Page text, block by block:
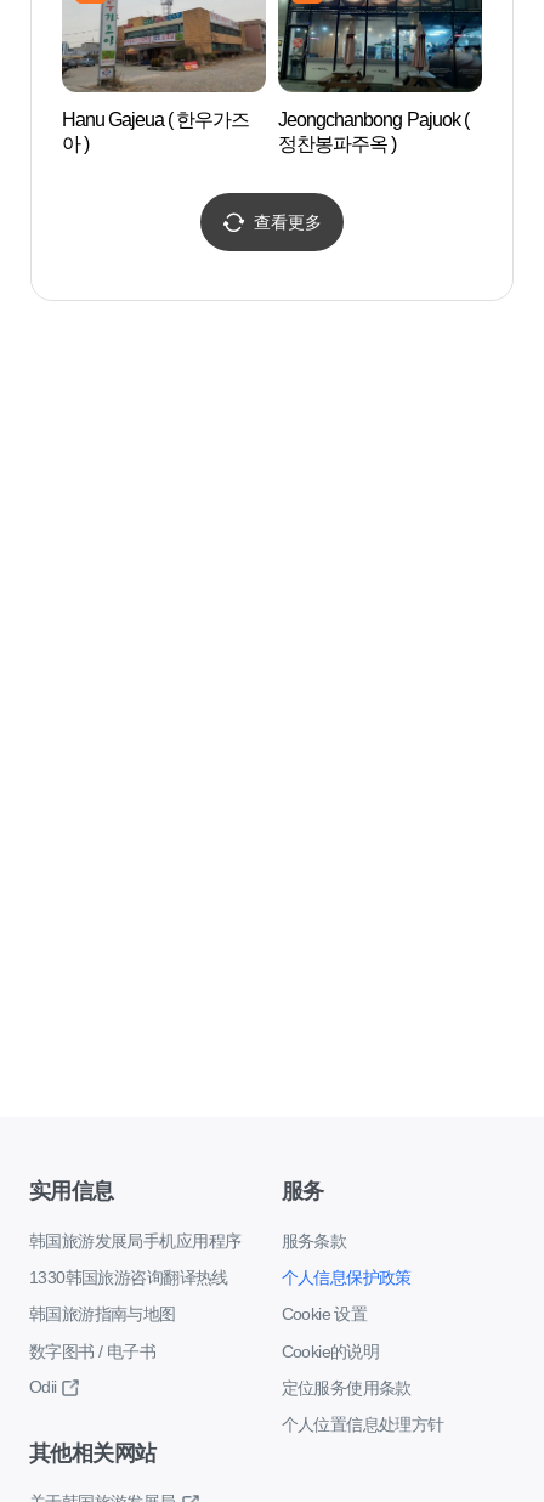
Hanu Gajeua ( 한우가즈
아 )
Jeongchanbong Pajuok (
정찬봉파주옥 )
查看更多
实用信息
韩国旅游发展局手机应用程序
1330韩国旅游咨询翻译热线
韩国旅游指南与地图
数字图书 / 电子书
Odii
服务
服务条款
个人信息保护政策
Cookie 设置
Cookie的说明
定位服务使用条款
个人位置信息处理方针
其他相关网站